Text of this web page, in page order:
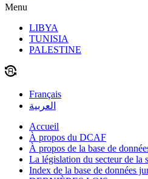
Menu
LIBYA
TUNISIA
PALESTINE
Français
العربية
Accueil
À propos du DCAF
À propos de la base de
La législation du secteur de la
Index de la base de données